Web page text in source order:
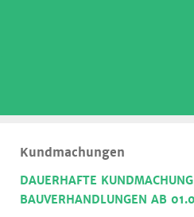
Kundmachungen
DAUERHAFTE
BAUVERHANDLUNGEN AB